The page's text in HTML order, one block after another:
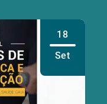
18
Set